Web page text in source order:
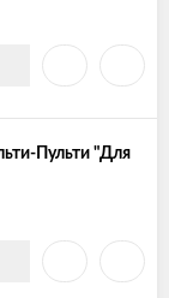
Пульти "Для